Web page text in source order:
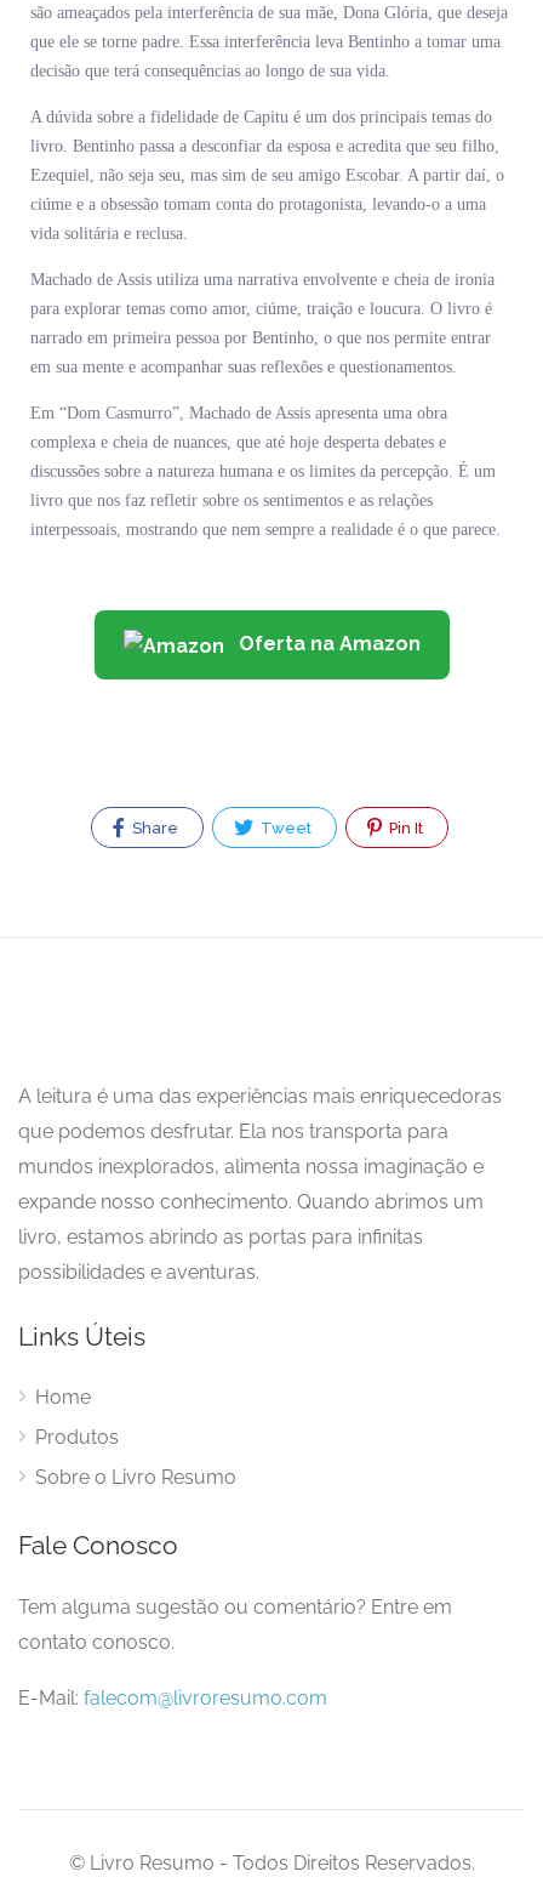
são ameaçados pela interferência de sua mãe, Dona Glória, que deseja
que ele se torne padre. Essa interferência leva Bentinho a tomar uma
decisão que terá consequências ao longo de sua vida.
A dúvida sobre a fidelidade de Capitu é um dos principais temas do
livro. Bentinho passa a desconfiar da esposa e acredita que seu filho,
Ezequiel, não seja seu, mas sim de seu amigo Escobar. A partir daí, o
ciúme e a obsessão tomam conta do protagonista, levando-o a uma
vida solitária e reclusa.
Machado de Assis utiliza uma narrativa envolvente e cheia de ironia
para explorar temas como amor, ciúme, traição e loucura. O livro é
narrado em primeira pessoa por Bentinho, o que nos permite entrar
em sua mente e acompanhar suas reflexões e questionamentos.
Em “Dom Casmurro”, Machado de Assis apresenta uma obra
complexa e cheia de nuances, que até hoje desperta debates e
discussões sobre a natureza humana e os limites da percepção. É um
livro que nos faz refletir sobre os sentimentos e as relações
interpessoais, mostrando que nem sempre a realidade é o que parece.
Oferta na Amazon
Share Tweet Pin It
A leitura é uma das experiências mais enriquecedoras
que podemos desfrutar. Ela nos transporta para
mundos inexplorados, alimenta nossa imaginação e
expande nosso conhecimento. Quando abrimos um
livro, estamos abrindo as portas para infinitas
possibilidades e aventuras.
Links Úteis
Home
Produtos
Sobre o Livro Resumo
Fale Conosco
Tem alguma sugestão ou comentário? Entre em
contato conosco.
E-Mail: falecom@livroresumo.com
© Livro Resumo - Todos Direitos Reservados.